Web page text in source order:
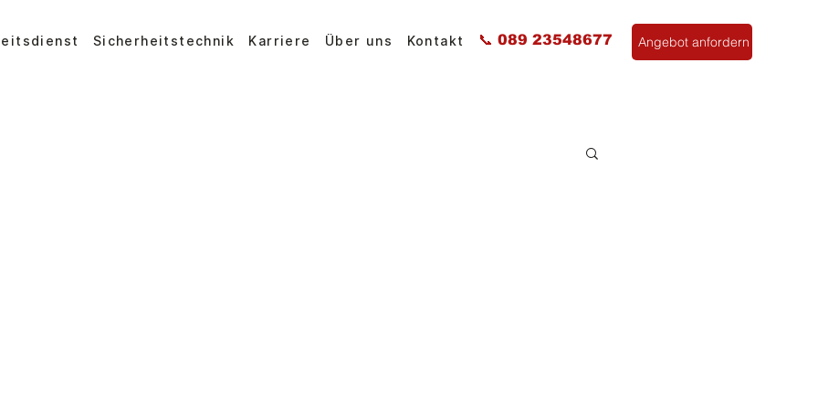
Sicherheitstechnik Karriere Über uns Kontakt 📞 089 23548677 Angebot anfordern